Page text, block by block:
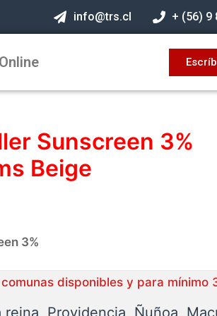
info@trs.cl + (56) 9
Sunscreen 3%
Beige
3%
disponibles y para mínimo
reina, Providencia, Ñuñoa,